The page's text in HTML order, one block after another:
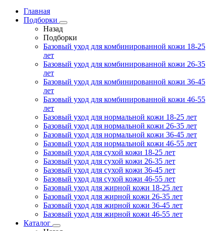
Главная
Подборки
Назад
Подборки
Базовый уход для комбинированной кожи 18-25
лет
Базовый уход для комбинированной кожи 26-35
лет
Базовый уход для комбинированной кожи 36-45
лет
Базовый уход для комбинированной кожи 46-55
лет
Базовый уход для нормальной кожи 18-25 лет
Базовый уход для нормальной кожи 26-35 лет
Базовый уход для нормальной кожи 36-45 лет
Базовый уход для нормальной кожи 46-55 лет
Базовый уход для сухой кожи 18-25 лет
Базовый уход для сухой кожи 26-35 лет
Базовый уход для сухой кожи 36-45 лет
Базовый уход для сухой кожи 46-55 лет
Базовый уход для жирной кожи 18-25 лет
Базовый уход для жирной кожи 26-35 лет
Базовый уход для жирной кожи 36-45 лет
Базовый уход для жирной кожи 46-55 лет
Каталог